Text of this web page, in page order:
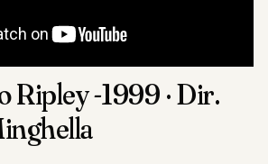
Ripley -1999 · Dir.